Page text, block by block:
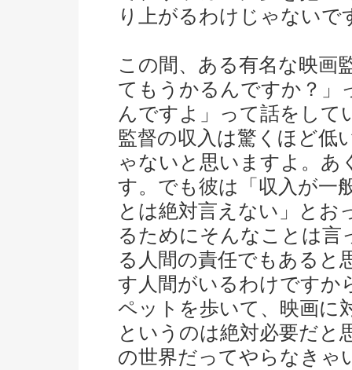
り上がるわけじゃないで
この間、ある有名な映画
てもうかるんですか？」
んですよ」って話をして
監督の収入は驚くほど低
ゃないと思いますよ。あ
す。でも彼は「収入が一
とは絶対言えない」とお
るためにそんなことは言
る人間の責任でもあると
す人間がいるわけですか
ペットを歩いて、映画に
というのは絶対必要だと
の世界だってやらなきゃ